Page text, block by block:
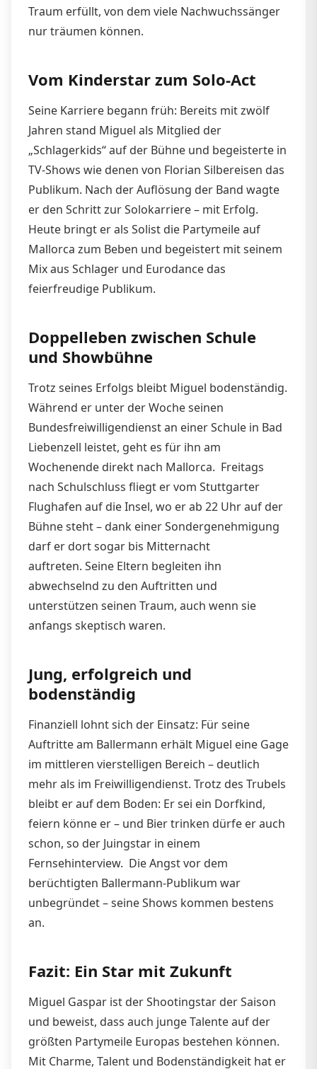
Traum erfüllt, von dem viele Nachwuchssänger
nur träumen können.
Vom Kinderstar zum Solo-Act
Seine Karriere begann früh: Bereits mit zwölf
Jahren stand Miguel als Mitglied der
„Schlagerkids“ auf der Bühne und begeisterte in
TV-Shows wie denen von Florian Silbereisen das
Publikum. Nach der Auflösung der Band wagte
er den Schritt zur Solokarriere – mit Erfolg.
Heute bringt er als Solist die Partymeile auf
Mallorca zum Beben und begeistert mit seinem
Mix aus Schlager und Eurodance das
feierfreudige Publikum.
Doppelleben zwischen Schule
und Showbühne
Trotz seines Erfolgs bleibt Miguel bodenständig.
Während er unter der Woche seinen
Bundesfreiwilligendienst an einer Schule in Bad
Liebenzell leistet, geht es für ihn am
Wochenende direkt nach Mallorca. Freitags
nach Schulschluss fliegt er vom Stuttgarter
Flughafen auf die Insel, wo er ab 22 Uhr auf der
Bühne steht – dank einer Sondergenehmigung
darf er dort sogar bis Mitternacht
auftreten. Seine Eltern begleiten ihn
abwechselnd zu den Auftritten und
unterstützen seinen Traum, auch wenn sie
anfangs skeptisch waren.
Jung, erfolgreich und
bodenständig
Finanziell lohnt sich der Einsatz: Für seine
Auftritte am Ballermann erhält Miguel eine Gage
im mittleren vierstelligen Bereich – deutlich
mehr als im Freiwilligendienst. Trotz des Trubels
bleibt er auf dem Boden: Er sei ein Dorfkind,
feiern könne er – und Bier trinken dürfe er auch
schon, so der Juingstar in einem
Fernsehinterview. Die Angst vor dem
berüchtigten Ballermann-Publikum war
unbegründet – seine Shows kommen bestens
an.
Fazit: Ein Star mit Zukunft
Miguel Gaspar ist der Shootingstar der Saison
und beweist, dass auch junge Talente auf der
größten Partymeile Europas bestehen können.
Mit Charme, Talent und Bodenständigkeit hat er